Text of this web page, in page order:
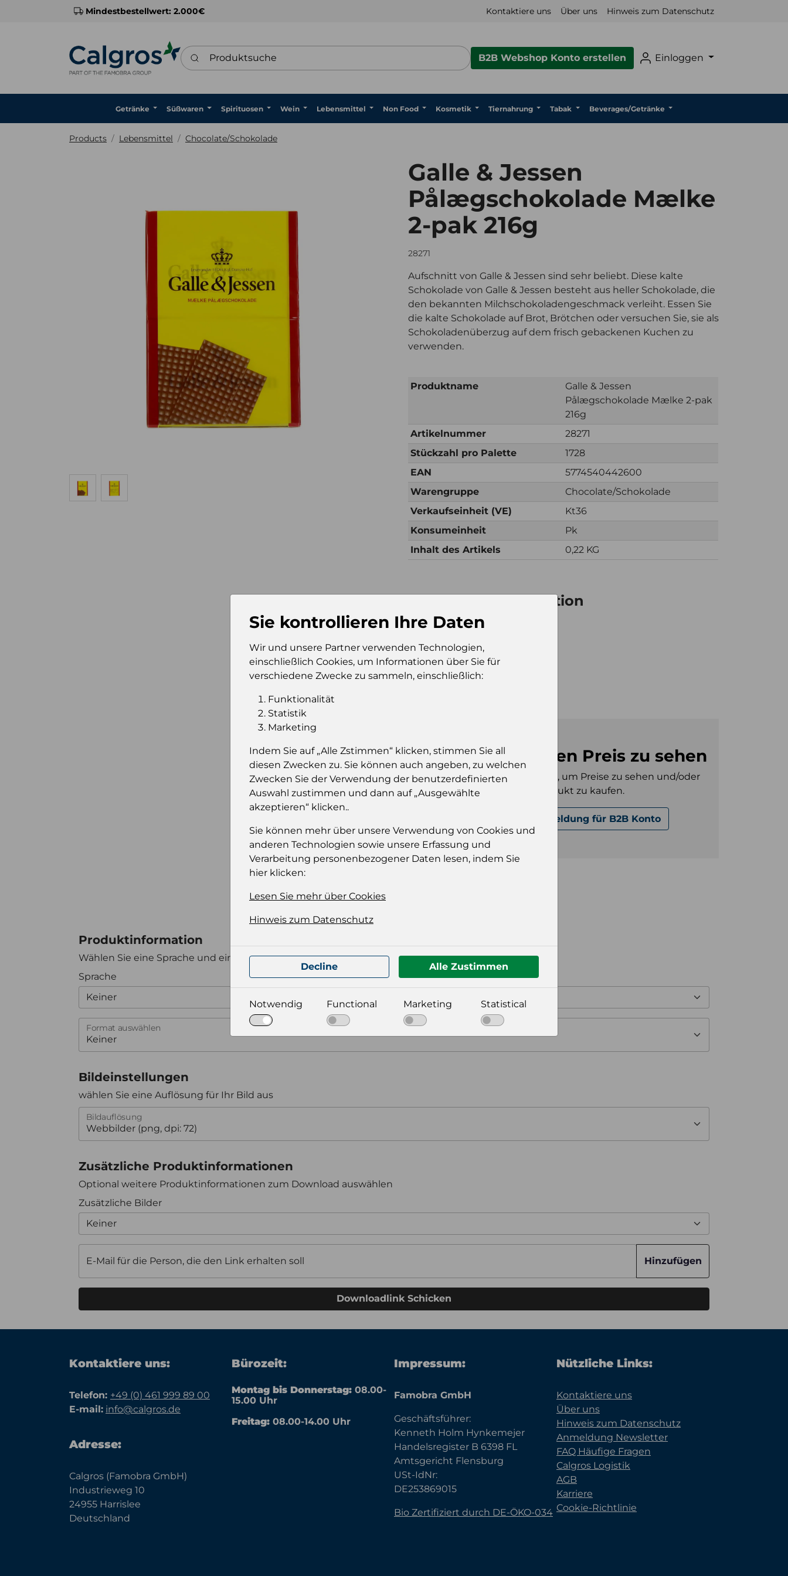
Mindestbestellwert: 2.000€ Kontaktiere uns Über uns Hinweis zum Datenschutz
Produktsuche
B2B Webshop Konto erstellen Einloggen
Getränke Süßwaren Spirituosen Wein Lebensmittel Non Food Kosmetik Tiernahrung Tabak Beverages/Getränke
Products Lebensmittel Chocolate/Schokolade
Galle & Jessen
Pålægschokolade Mælke
2-pak 216g
28271
Aufschnitt von Galle & Jessen sind sehr beliebt. Diese kalte
Schokolade von Galle & Jessen besteht aus heller Schokolade, die
den bekannten Milchschokoladengeschmack verleiht. Essen Sie
die kalte Schokolade auf Brot, Brötchen oder versuchen Sie, sie als
Schokoladenüberzug auf dem frisch gebackenen Kuchen zu
verwenden.
Produktname
Galle & Jessen
Pålægschokolade Mælke 2-pak
216g
Artikelnummer
28271
Stückzahl pro Palette
1728
EAN
5774540442600
Warengruppe
Chocolate/Schokolade
Verkaufseinheit (VE)
Kt36
Konsumeinheit
Pk
Inhalt des Artikels
0,22 KG
Zusätzliche Information
Verkaufseinheit (VE)
Palette
Konsumeinheit
Stückzahl pro
Einloggen um den Preis zu sehen
Sie müssen eingeloggt sein, um Preise zu sehen und/oder
dieses Produkt zu kaufen.
Anmeldung für B2B Konto
Produktinformation
Wählen Sie eine Sprache und ein Format für Ihre Produktdatei aus
Sprache
Keiner
Format auswählen
Bildeinstellungen
wählen Sie eine Auflösung für Ihr Bild aus
Bildauflösung
Zusätzliche Produktinformationen
Optional weitere Produktinformationen zum Download auswählen
Zusätzliche Bilder
Keiner
E-Mail für die Person, die den Link erhalten soll Hinzufügen
Downloadlink Schicken
Kontaktiere uns:
Telefon: +49 (0) 461 999 89 00
E-mail: info@calgros.de
Adresse:
Calgros (Famobra GmbH)
Industrieweg 10
24955 Harrislee
Deutschland
Bürozeit:
Montag bis Donnerstag: 08.00-
15.00 Uhr
Freitag: 08.00-14.00 Uhr
Impressum:
Famobra GmbH
Geschäftsführer:
Kenneth Holm Hynkemejer
Handelsregister B 6398 FL
Amtsgericht Flensburg
USt-IdNr:
DE253869015
Bio Zertifiziert durch DE-ÖKO-034
Nützliche Links:
Kontaktiere uns
Über uns
Hinweis zum Datenschutz
Anmeldung Newsletter
FAQ Häufige Fragen
Calgros Logistik
AGB
Karriere
Cookie-Richtlinie
Sie kontrollieren Ihre Daten
Wir und unsere Partner verwenden Technologien,
einschließlich Cookies, um Informationen über Sie für
verschiedene Zwecke zu sammeln, einschließlich:
Funktionalität
Statistik
Marketing
Indem Sie auf „Alle Zstimmen“ klicken, stimmen Sie all
diesen Zwecken zu. Sie können auch angeben, zu welchen
Zwecken Sie der Verwendung der benutzerdefinierten
Auswahl zustimmen und dann auf „Ausgewählte
akzeptieren“ klicken..
Sie können mehr über unsere Verwendung von Cookies und
anderen Technologien sowie unsere Erfassung und
Verarbeitung personenbezogener Daten lesen, indem Sie
hier klicken:
Lesen Sie mehr über Cookies
Hinweis zum Datenschutz
Decline Alle Zustimmen
Notwendig Functional Marketing Statistical